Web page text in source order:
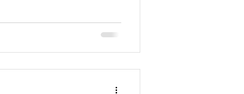
ルを抱えているのですが デリ
ートナーにも相談しにくく 我
まずは簡単なセルフケアか